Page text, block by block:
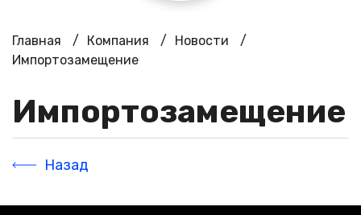
Главная / Компания / Новости
/
Импортозамещение
Импортозамещение
Назад